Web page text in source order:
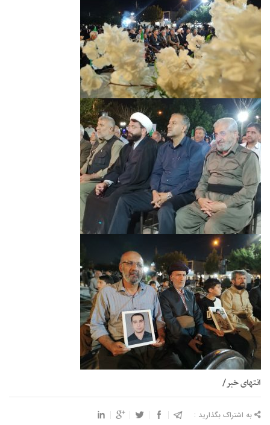
انتهای خبر/
به اشتراک بگذارید :